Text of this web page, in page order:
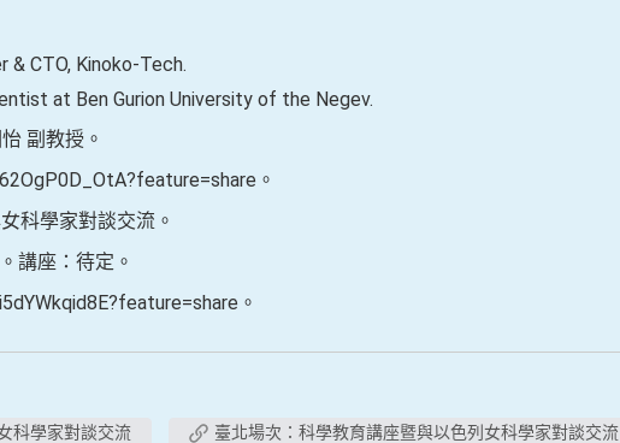
& CTO, Kinoko-Tech.
at Ben Gurion University of the Negev.
副教授。
。
科學家對談交流。
講座：待定。
。
科學家對談交流
臺北場次：科學教育講座暨與以色列女科學家對談交流